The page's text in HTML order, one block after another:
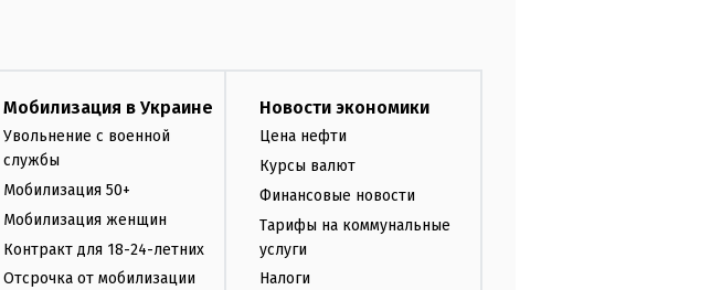
Мобилизация в Украине
Увольнение с военной
службы
Мобилизация 50+
Мобилизация женщин
Контракт для 18-24-летних
Отсрочка от мобилизации
Новости экономики
Цена нефти
Курсы валют
Финансовые новости
Тарифы на коммунальные
услуги
Налоги